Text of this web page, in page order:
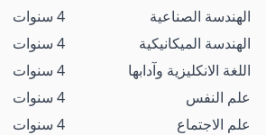
الهندسة الصناعية
4 سنوات
الهندسة الميكانيكية
4 سنوات
اللغة الانكليزية وآدابها
4 سنوات
علم النفس
4 سنوات
علم الاجتماع
4 سنوات